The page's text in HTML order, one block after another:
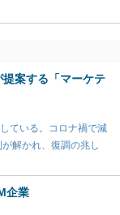
案する「マーケテ
ている。コロナ禍で減
解かれ、復調の兆し
企業